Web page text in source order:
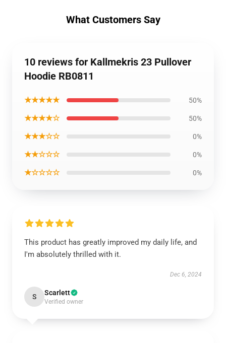
What Customers Say
10 reviews for Kallmekris 23 Pullover
Hoodie RB0811
★★★★★ 50%
★★★★☆ 50%
★★★☆☆ 0%
★★☆☆☆ 0%
★☆☆☆☆ 0%
This product has greatly improved my daily life, and
I'm absolutely thrilled with it.
Dec 6, 2024
S Scarlett
Verified owner